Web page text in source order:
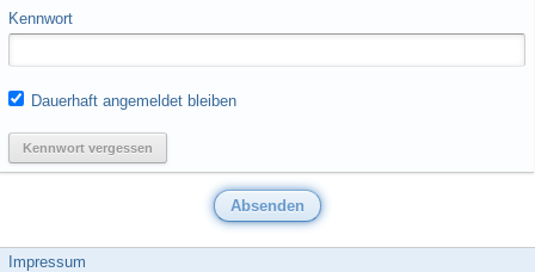
Kennwort
Dauerhaft angemeldet bleiben
Kennwort vergessen
Impressum